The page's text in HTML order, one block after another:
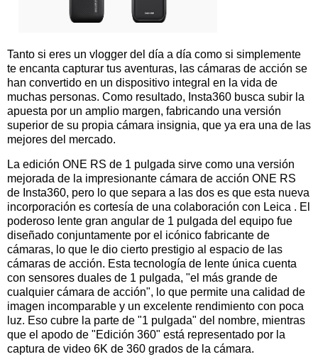
Tanto si eres un vlogger del día a día como si simplemente
te encanta capturar tus aventuras, las cámaras de acción se
han convertido en un dispositivo integral en la vida de
muchas personas. Como resultado, Insta360 busca subir la
apuesta por un amplio margen, fabricando una versión
superior de su propia cámara insignia, que ya era una de las
mejores del mercado.
La edición ONE RS de 1 pulgada sirve como una versión
mejorada de la impresionante cámara de acción ONE RS
de Insta360, pero lo que separa a las dos es que esta nueva
incorporación es cortesía de una colaboración con Leica . El
poderoso lente gran angular de 1 pulgada del equipo fue
diseñado conjuntamente por el icónico fabricante de
cámaras, lo que le dio cierto prestigio al espacio de las
cámaras de acción. Esta tecnología de lente única cuenta
con sensores duales de 1 pulgada, "el más grande de
cualquier cámara de acción", lo que permite una calidad de
imagen incomparable y un excelente rendimiento con poca
luz. Eso cubre la parte de "1 pulgada" del nombre, mientras
que el apodo de "Edición 360" está representado por la
captura de video 6K de 360 ​​grados de la cámara.